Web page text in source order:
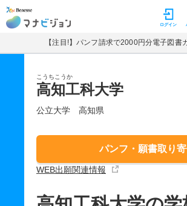
マナビジョン ログイン
【注目!】パンフ請求で2000円分電子図書
こうちこうか
高知工科大学
公立大学 高知県
パンフ・願書取り
WEB出願関連情報